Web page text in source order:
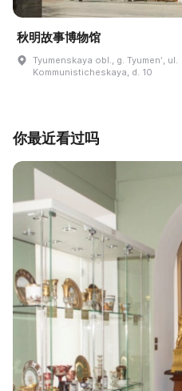
秋明故事博物馆
Tyumenskaya obl., g. Tyumenʹ, ul.
Kommunisticheskaya, d. 10
你最近看过吗